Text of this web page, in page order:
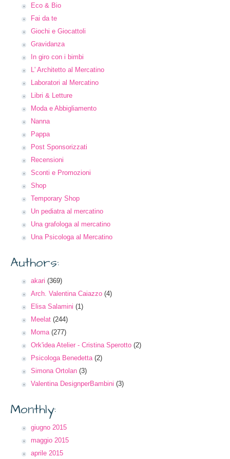
Eco & Bio
Fai da te
Giochi e Giocattoli
Gravidanza
In giro con i bimbi
L' Architetto al Mercatino
Laboratori al Mercatino
Libri & Letture
Moda e Abbigliamento
Nanna
Pappa
Post Sponsorizzati
Recensioni
Sconti e Promozioni
Shop
Temporary Shop
Un pediatra al mercatino
Una grafologa al mercatino
Una Psicologa al Mercatino
Authors:
akari (369)
Arch. Valentina Caiazzo (4)
Elisa Salamini (1)
Meelat (244)
Moma(277)
Ork'idea Atelier - Cristina Sperotto (2)
Psicologa Benedetta(2)
Simona Ortolan (3)
Valentina DesignperBambini (3)
Monthly:
giugno 2015
maggio 2015
aprile 2015